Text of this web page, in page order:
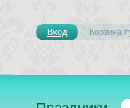
Вход Корзина